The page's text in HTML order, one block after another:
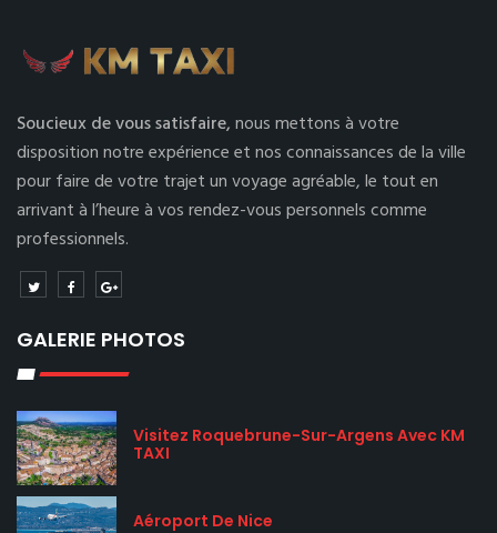
Soucieux de vous satisfaire,nous mettons à votre
disposition notre expérience et nos connaissances de la ville
pour faire de votre trajet un voyage agréable, le tout en
arrivant à l’heure à vos rendez-vous personnels comme
professionnels.
GALERIE PHOTOS
Visitez Roquebrune-Sur-Argens Avec KM
TAXI
Aéroport De Nice